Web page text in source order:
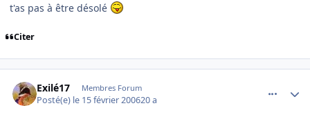
t'as pas à être désolé
Citer
Exilé17 Membres Forum
Posté(e) le 15 février 200620 a